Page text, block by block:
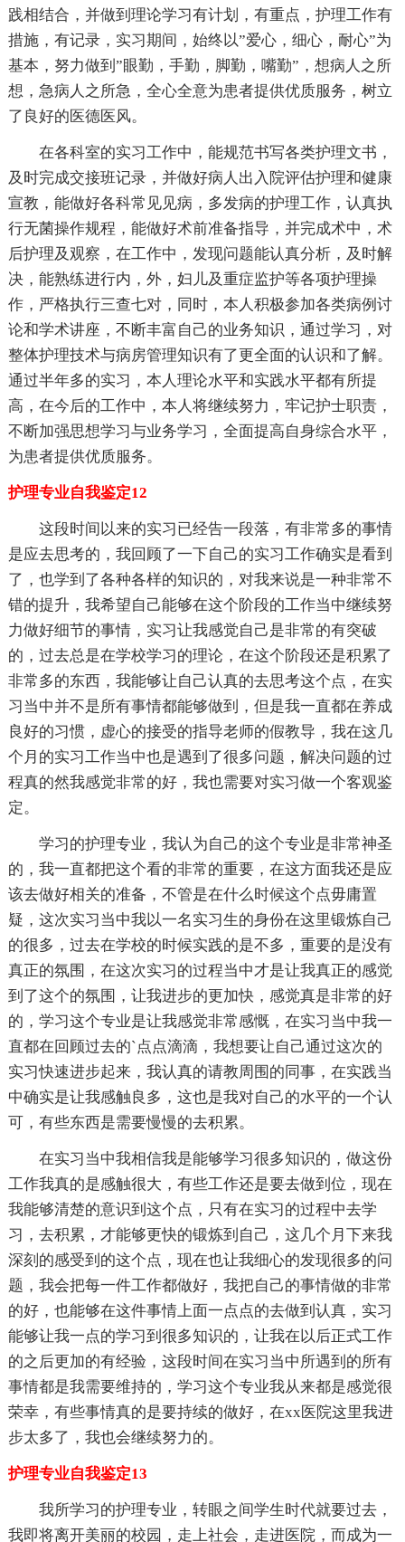
践相结合，并做到理论学习有计划，有重点，护理工作有
措施，有记录，实习期间，始终以”爱心，细心，耐心”为
基本，努力做到”眼勤，手勤，脚勤，嘴勤”，想病人之所
想，急病人之所急，全心全意为患者提供优质服务，树立
了良好的医德医风。
在各科室的实习工作中，能规范书写各类护理文书，
及时完成交接班记录，并做好病人出入院评估护理和健康
宣教，能做好各科常见见病，多发病的护理工作，认真执
行无菌操作规程，能做好术前准备指导，并完成术中，术
后护理及观察，在工作中，发现问题能认真分析，及时解
决，能熟练进行内，外，妇儿及重症监护等各项护理操
作，严格执行三查七对，同时，本人积极参加各类病例讨
论和学术讲座，不断丰富自己的业务知识，通过学习，对
整体护理技术与病房管理知识有了更全面的认识和了解。
通过半年多的实习，本人理论水平和实践水平都有所提
高，在今后的工作中，本人将继续努力，牢记护士职责，
不断加强思想学习与业务学习，全面提高自身综合水平，
为患者提供优质服务。
护理专业自我鉴定12
这段时间以来的实习已经告一段落，有非常多的事情
是应去思考的，我回顾了一下自己的实习工作确实是看到
了，也学到了各种各样的知识的，对我来说是一种非常不
错的提升，我希望自己能够在这个阶段的工作当中继续努
力做好细节的事情，实习让我感觉自己是非常的有突破
的，过去总是在学校学习的理论，在这个阶段还是积累了
非常多的东西，我能够让自己认真的去思考这个点，在实
习当中并不是所有事情都能够做到，但是我一直都在养成
良好的习惯，虚心的接受的指导老师的假教导，我在这几
个月的实习工作当中也是遇到了很多问题，解决问题的过
程真的然我感觉非常的好，我也需要对实习做一个客观鉴
定。
学习的护理专业，我认为自己的这个专业是非常神圣
的，我一直都把这个看的非常的重要，在这方面我还是应
该去做好相关的准备，不管是在什么时候这个点毋庸置
疑，这次实习当中我以一名实习生的身份在这里锻炼自己
的很多，过去在学校的时候实践的是不多，重要的是没有
真正的氛围，在这次实习的过程当中才是让我真正的感觉
到了这个的氛围，让我进步的更加快，感觉真是非常的好
的，学习这个专业是让我感觉非常感慨，在实习当中我一
直都在回顾过去的`点点滴滴，我想要让自己通过这次的
实习快速进步起来，我认真的请教周围的同事，在实践当
中确实是让我感触良多，这也是我对自己的水平的一个认
可，有些东西是需要慢慢的去积累。
在实习当中我相信我是能够学习很多知识的，做这份
工作我真的是感触很大，有些工作还是要去做到位，现在
我能够清楚的意识到这个点，只有在实习的过程中去学
习，去积累，才能够更快的锻炼到自己，这几个月下来我
深刻的感受到的这个点，现在也让我细心的发现很多的问
题，我会把每一件工作都做好，我把自己的事情做的非常
的好，也能够在这件事情上面一点点的去做到认真，实习
能够让我一点的学习到很多知识的，让我在以后正式工作
的之后更加的有经验，这段时间在实习当中所遇到的所有
事情都是我需要维持的，学习这个专业我从来都是感觉很
荣幸，有些事情真的是要持续的做好，在xx医院这里我进
步太多了，我也会继续努力的。
护理专业自我鉴定13
我所学习的护理专业，转眼之间学生时代就要过去，
我即将离开美丽的校园，走上社会，走进医院，而成为一